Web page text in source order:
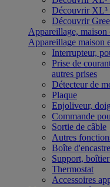
Découvrir XL³
Découvrir
Appareillage, maison
Appareillage maison
Interrupteur,
Prise de
autres prises
Détecteur de
Plaque
Enjoliveur,
Commande
Sortie de câble
Autres
Boîte
Support,
Thermostat
Accessoires